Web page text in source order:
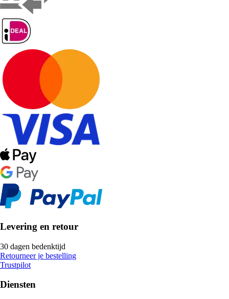
Levering en retour
30 dagen bedenktijd
Retourneer je bestelling
Trustpilot
Diensten